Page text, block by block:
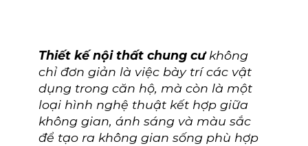
Thiết kế nội thất chung cưkhông
chỉ đơn giản là việc bày trí các vật
dụng trong căn hộ, mà còn là một
loại hình nghệ thuật kết hợp giữa
không gian, ánh sáng và màu sắc
để tạo ra không gian sống phù hợp